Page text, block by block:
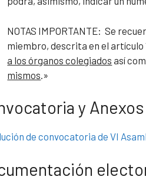
NOTAS IMPORTANTE: Se
miembro, descrita en el artículo
a los órganos colegiados así
mismos .»
y Anexos
de convocatoria de VI